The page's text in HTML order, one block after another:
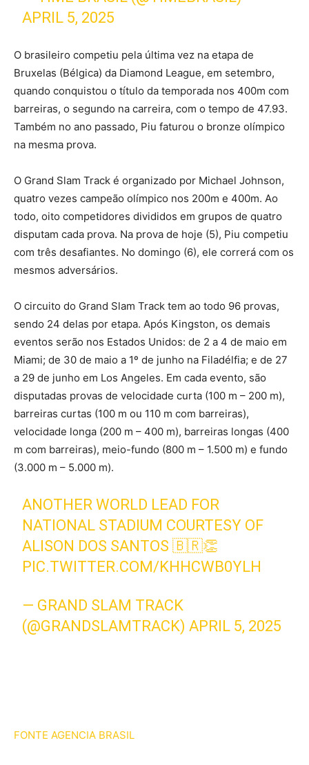
APRIL 5, 2025
O brasileiro competiu pela última vez na etapa de
Bruxelas (Bélgica) da Diamond League, em setembro,
quando conquistou o título da temporada nos 400m com
barreiras, o segundo na carreira, com o tempo de 47.93.
Também no ano passado, Piu faturou o bronze olímpico
na mesma prova.
O Grand Slam Track é organizado por Michael Johnson,
quatro vezes campeão olímpico nos 200m e 400m. Ao
todo, oito competidores divididos em grupos de quatro
disputam cada prova. Na prova de hoje (5), Piu competiu
com três desafiantes. No domingo (6), ele correrá com os
mesmos adversários.
O circuito do Grand Slam Track tem ao todo 96 provas,
sendo 24 delas por etapa. Após Kingston, os demais
eventos serão nos Estados Unidos: de 2 a 4 de maio em
Miami; de 30 de maio a 1º de junho na Filadélfia; e de 27
a 29 de junho em Los Angeles. Em cada evento, são
disputadas provas de velocidade curta (100 m – 200 m),
barreiras curtas (100 m ou 110 m com barreiras),
velocidade longa (200 m – 400 m), barreiras longas (400
m com barreiras), meio-fundo (800 m – 1.500 m) e fundo
(3.000 m – 5.000 m).
ANOTHER WORLD LEAD FOR
NATIONAL STADIUM COURTESY OF
ALISON DOS SANTOS 🇧🇷👏
PIC.TWITTER.COM/KHHCWB0YLH
— GRAND SLAM TRACK
(@GRANDSLAMTRACK)APRIL 5, 2025
FONTE AGENCIA BRASIL